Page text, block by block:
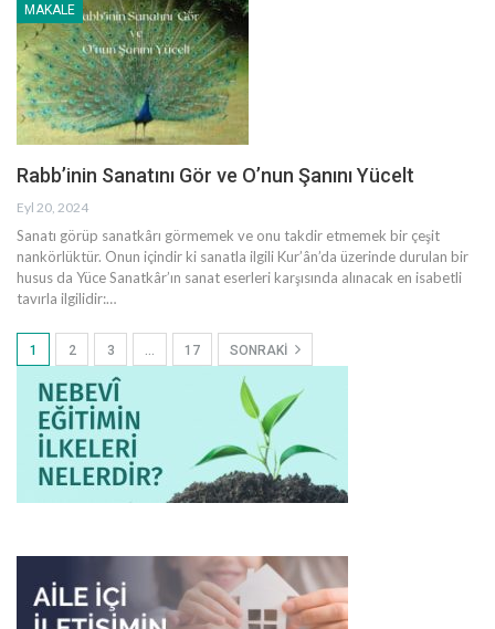
MAKALE
Rabb’inin Sanatını Gör ve O’nun Şanını Yücelt
Eyl 20, 2024
Sanatı görüp sanatkârı görmemek ve onu takdir etmemek bir çeşit
nankörlüktür. Onun içindir ki sanatla ilgili Kur’ân’da üzerinde durulan bir
husus da Yüce Sanatkâr’ın sanat eserleri karşısında alınacak en isabetli
tavırla ilgilidir:…
1 2 3 … 17 SONRAKI